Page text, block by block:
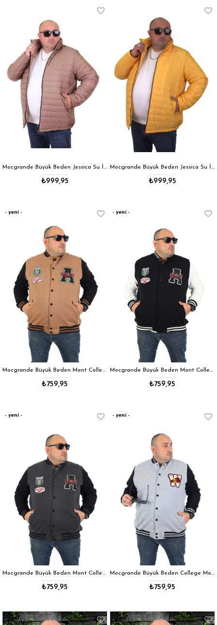
Mocgrande Büyük Beden Jessica Su İtici Mont 22820 Vizon
₺999,95
Mocgrande Büyük Beden Jessica Su İtici Mont 22820 HARDAL
₺999,95
Mocgrande Büyük Beden Mont College Junior 22752 S.KAHVE
₺759,95
yeni
Mocgrande Büyük Beden Mont College Junior 22752 EKRU
₺759,95
yeni
Mocgrande Büyük Beden Mont College Junior 22752 ANTRASIT
₺759,95
yeni
Mocgrande Büyük Beden College Mont Brookside W Sport 22753 GRI MELANJ
₺759,95
yeni
yeni
yeni